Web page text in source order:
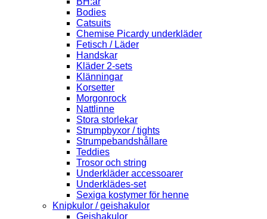
Bodies
Catsuits
Chemise Picardy underkläder
Fetisch / Läder
Handskar
Kläder 2-sets
Klänningar
Korsetter
Morgonrock
Nattlinne
Stora storlekar
Strumpbyxor / tights
Strumpebandshållare
Teddies
Trosor och string
Underkläder accessoarer
Underklädes-set
Sexiga kostymer för henne
Knipkulor / geishakulor
Geishakulor